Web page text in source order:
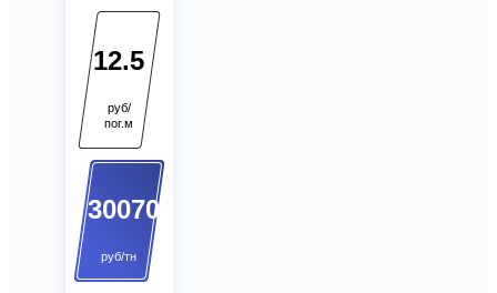
12.5
руб/
пог.м
30070
руб/тн